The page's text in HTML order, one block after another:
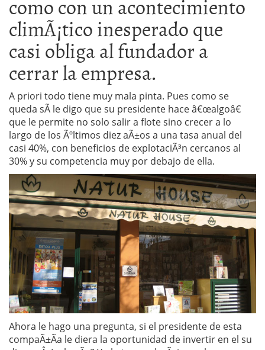
como con un acontecimiento
climÃ¡tico inesperado que
casi obliga al fundador a
cerrar la empresa.
A priori todo tiene muy mala pinta. Pues como se
queda sÃ­ le digo que su presidente hace â€œalgoâ€
que le permite no solo salir a flote sino crecer a lo
largo de los Ãºltimos diez aÃ±os a una tasa anual del
casi 40%, con beneficios de explotaciÃ³n cercanos al
30% y su competencia muy por debajo de ella.
Ahora le hago una pregunta, si el presidente de esta
compaÃ±Ã­a le diera la oportunidad de invertir en el su